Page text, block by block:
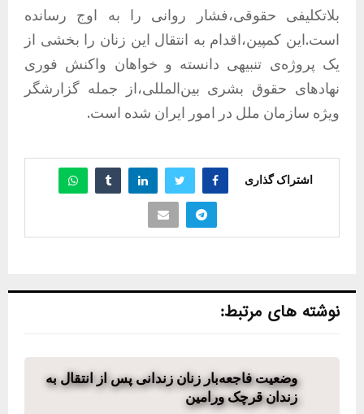
بلاتکلیفی حقوقی،فشار روانی را به اوج رسانده
است.این کمپین،اقدام به انتقال این زنان را بخشی از
یک پروژه‌ی تنبیهی دانسته و خواهان واکنش فوری
نهادهای حقوق بشری بین‌المللی،از جمله گزارشگر
ویژه سازمان ملل در امور ایران شده است.
اشتراک گذاری
نوشته های مرتبط:
وضعیت فاجعه‌بار زنان زندانی پس از انتقال به
زندان قرچک ورامین